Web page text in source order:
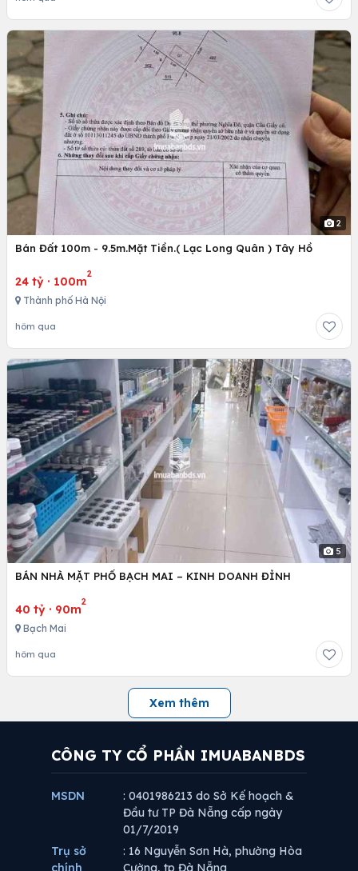
2
Bán Đất 100m - 9.5m.Mặt Tiền.( Lạc Long Quân ) Tây Hồ
24 tỷ · 100m
2
Thành phố Hà Nội
hôm qua
5
BÁN NHÀ MẶT PHỐ BẠCH MAI – KINH DOANH ĐỈNH
40 tỷ · 90m
2
Bạch Mai
hôm qua
Xem thêm
CÔNG TY CỔ PHẦN IMUABANBDS
MSDN
: 0401986213 do Sở Kế hoạch &
Đầu tư TP Đà Nẵng cấp ngày
01/7/2019
Trụ sở
chính
: 16 Nguyễn Sơn Hà, phường Hòa
Cường, tp Đà Nẵng